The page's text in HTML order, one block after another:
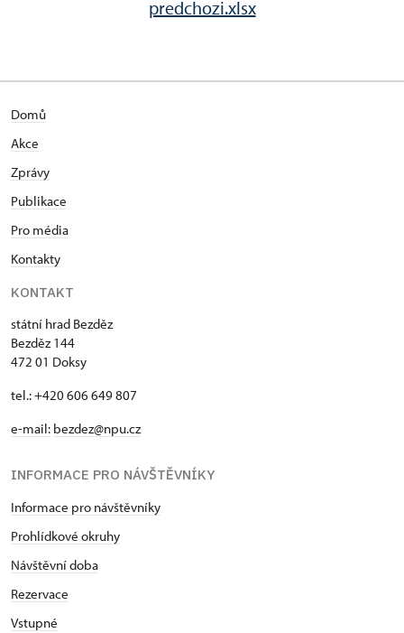
predchozi.xlsx
Domů
Akce
Zprávy
Publikace
Pro média
Kontakty
KONTAKT
státní hrad Bezděz
Bezděz 144
472 01 Doksy
tel.: +420 606 649 807
e-mail: bezdez@npu.cz
INFORMACE PRO NÁVŠTĚVNÍKY
Informace pro návštěvníky
Prohlídkové okruhy
Návštěvní doba
Rezervace
Vstupné